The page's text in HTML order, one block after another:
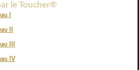
I
II
III
IV
le Toucher®